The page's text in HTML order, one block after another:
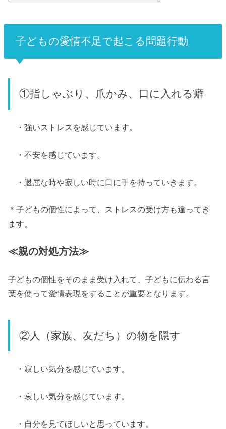
子どもの愛情不足で起こる問題行動
①指しゃぶり、爪かみ、口に入れる癖
・強いストレスを感じています。
・不安を感じています。
・退屈な時や寂しい時に口に手を持っていきます。
＊子どもの個性によって、ストレスの受け方も違ってき
ます。
≪親の対処方法≫
子どもの個性をそのまま受け入れて、子どもに伝わる言
葉を使って愛情表現をすることが重要となります。
②人（家族、友だち）の物を隠す
・寂しい気分を感じています。
・哀しい気分を感じています。
・自分を見てほしいと思っています。